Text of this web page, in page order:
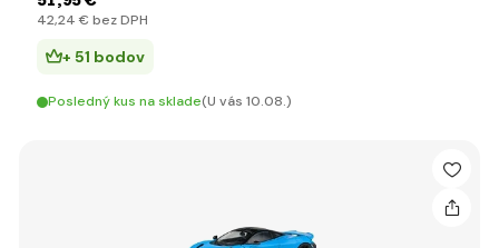
42,24 € bez DPH
+ 51 bodov
Posledný kus na sklade(U vás 10.08.)